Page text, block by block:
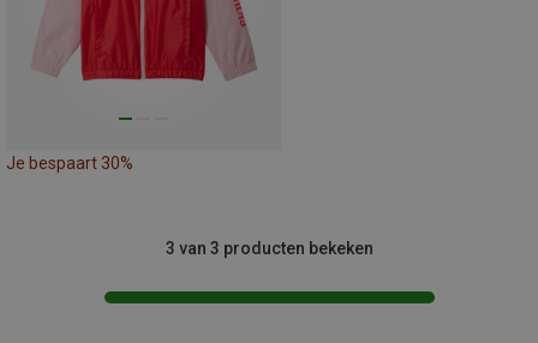
Je bespaart 30%
3 van 3 producten bekeken